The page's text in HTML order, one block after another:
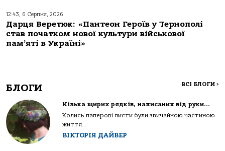
12:43, 6 Серпня, 2026
Дарця Веретюк: «Пантеон Героїв у Тернополі
став початком нової культури військової
пам’яті в Україні»
БЛОГИ ВСІ БЛОГИ >
Кілька щирих рядків, написаних від руки…
Колись паперові листи були звичайною частиною
життя...
ВІКТОРІЯ ДАЙВЕР